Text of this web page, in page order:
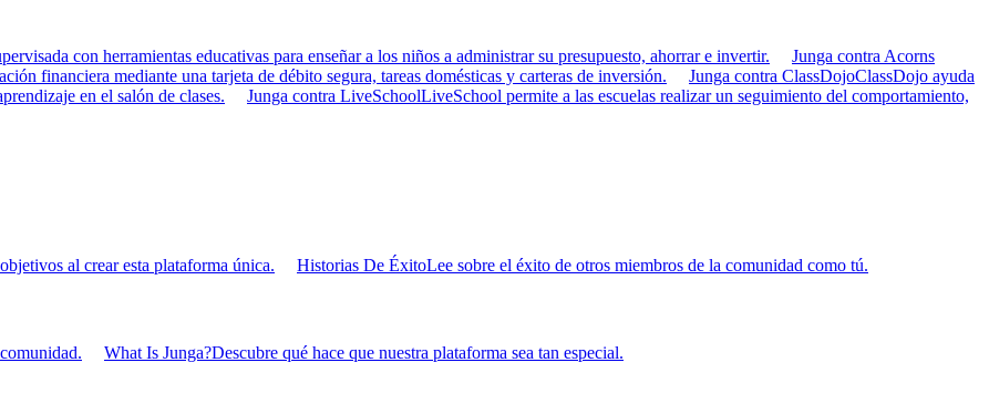
con herramientas educativas para enseñar a los niños a administrar su presupuesto, ahorrar e invertir.
Junga contra Acorns
financiera mediante una tarjeta de débito segura, tareas domésticas y carteras de inversión. Junga contra ClassDojoClassDojo ayuda
en el salón de clases.
Junga contra LiveSchoolLiveSchool permite a las escuelas realizar un seguimiento del comportamiento,
al crear esta plataforma única. Historias De ÉxitoLee sobre el éxito de otros miembros de la comunidad como tú.
What Is Junga?Descubre qué hace que nuestra plataforma sea tan especial.